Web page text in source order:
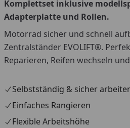
Komplettset inklusive
Adapterplatte und Rollen.
Motorrad sicher und schnell
Zentralständer EVOLIFT®.
Reparieren, Reifen wechseln
Selbstständig & sicher
Einfaches Rangieren
Flexible Arbeitshöhe